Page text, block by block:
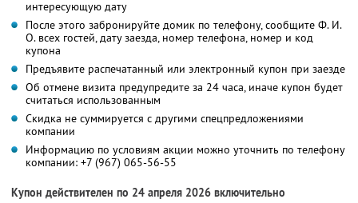
интересующую дату
После этого забронируйте домик по телефону, сообщите Ф. И.
О. всех гостей, дату заезда, номер телефона, номер и код
купона
Предъявите распечатанный или электронный купон при заезде
Об отмене визита предупредите за 24 часа, иначе купон будет
считаться использованным
Скидка не суммируется с другими спецпредложениями
компании
Информацию по условиям акции можно уточнить по телефону
компании: +7 (967) 065-56-55
Купон действителен по 24 апреля 2026 включительно